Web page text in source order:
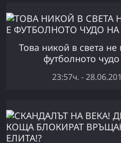
Това никой в света
футболното
23:57ч. -